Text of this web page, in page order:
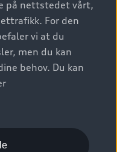
på nettstedet vårt,
For den
vi at du
men du kan
behov. Du kan